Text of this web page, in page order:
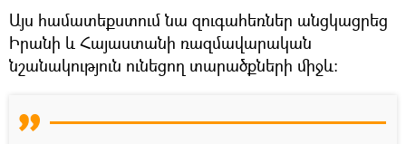
Այս համատեքստում նա զուգահեռներ անցկացրեց
Իրանի և Հայաստանի ռազմավարական
նշանակություն ունեցող տարածքների միջև։